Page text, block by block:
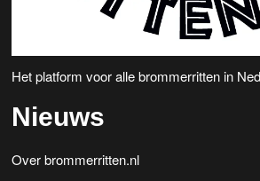
Het platform voor alle brommerritten in
Nieuws
Over brommerritten.nl